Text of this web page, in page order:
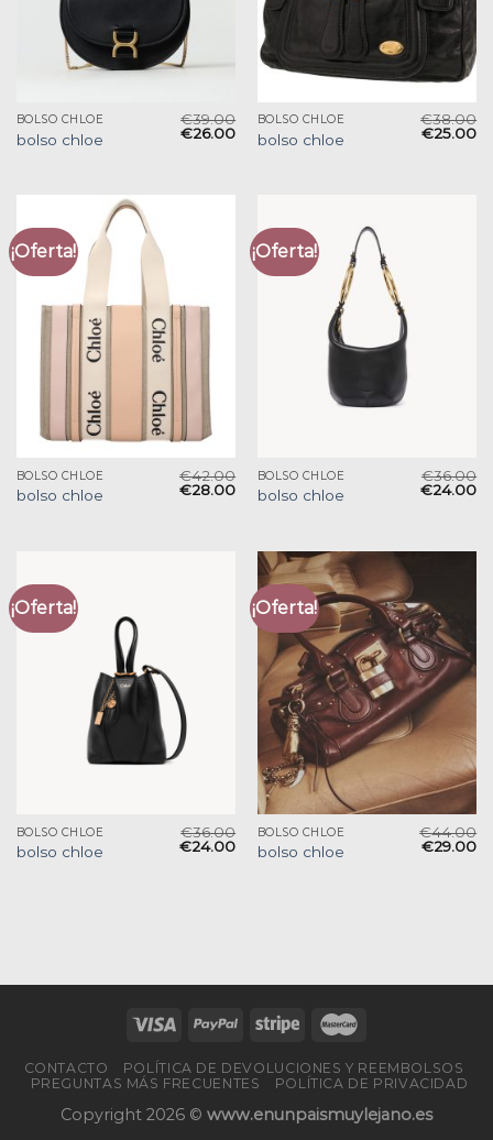
BOLSO CHLOE
bolso chloe
€39.00
€26.00
BOLSO CHLOE
bolso chloe
€38.00
€25.00
¡Oferta!
BOLSO CHLOE
bolso chloe
€42.00
€28.00
¡Oferta!
BOLSO CHLOE
bolso chloe
€36.00
€24.00
¡Oferta!
BOLSO CHLOE
bolso chloe
€36.00
€24.00
¡Oferta!
BOLSO CHLOE
bolso chloe
€44.00
€29.00
CONTACTO
POLÍTICA DE DEVOLUCIONES Y REEMBOLSOS
PREGUNTAS MÁS FRECUENTES
POLÍTICA DE PRIVACIDAD
Copyright 2026 © www.enunpaismuylejano.es